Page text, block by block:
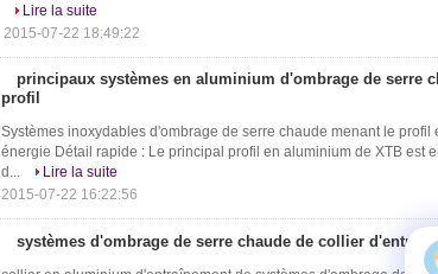
Lire la suite
2015-07-22 18:49:22
principaux systèmes en aluminium d'ombrage de serre
profil
Systèmes inoxydables d'ombrage de serre chaude menant le
énergie Détail rapide : Le principal profil en aluminium de XTB est
d...
Lire la suite
2015-07-22 16:22:56
systèmes d'ombrage de serre chaude de collier